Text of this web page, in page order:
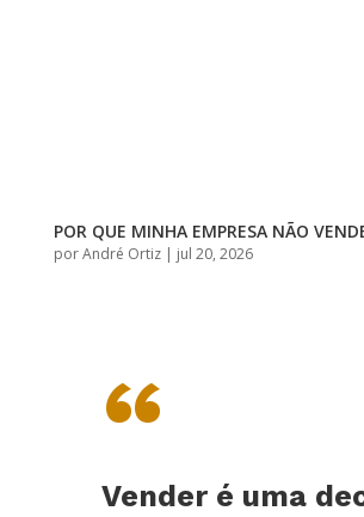
POR QUE MINHA EMPRESA NÃO
porAndré Ortiz| jul 20, 2026
“
Vender é uma